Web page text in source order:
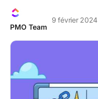
PMO Team
9 février 2024